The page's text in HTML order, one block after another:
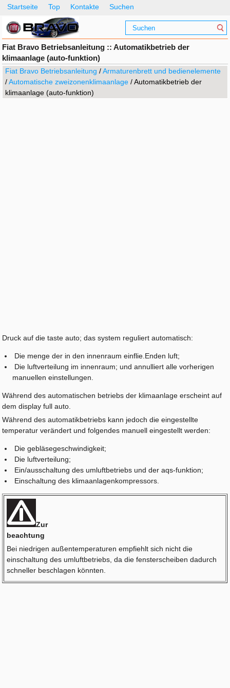
Startseite Top Kontakte Suchen
Fiat Bravo Betriebsanleitung :: Automatikbetrieb der
klimaanlage (auto-funktion)
Fiat Bravo Betriebsanleitung /Armaturenbrett und bedienelemente
/Automatische zweizonenklimaanlage / Automatikbetrieb der
klimaanlage (auto-funktion)
Druck auf die taste auto; das system reguliert automatisch:
Die menge der in den innenraum einflie.Enden luft;
Die luftverteilung im innenraum; und annulliert alle vorherigen
manuellen einstellungen.
Während des automatischen betriebs der klimaanlage erscheint auf
dem display full auto.
Während des automatikbetriebs kann jedoch die eingestellte
temperatur verändert und folgendes manuell eingestellt werden:
Die gebläsegeschwindigkeit;
Die luftverteilung;
Ein/ausschaltung des umluftbetriebs und der aqs-funktion;
Einschaltung des klimaanlagenkompressors.
Zur
beachtung
Bei niedrigen außentemperaturen empfiehlt sich nicht die
einschaltung des umluftbetriebs, da die fensterscheiben dadurch
schneller beschlagen könnten.